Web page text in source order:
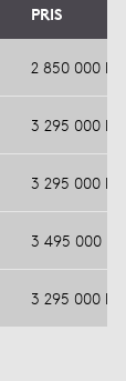
PRIS
2 850 000 kr
3 295 000 kr
3 295 000 kr
3 495 000 kr
3 295 000 kr